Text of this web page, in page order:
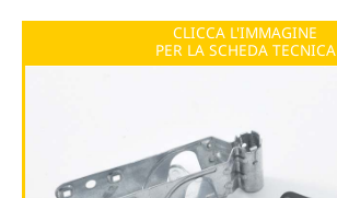
CLICCA L'IMMAGINE
PER LA SCHEDA TECNICA